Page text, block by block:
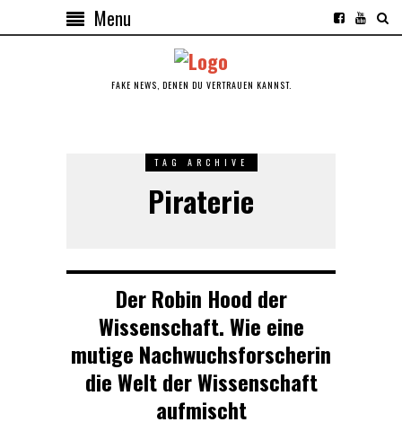
Menu
FAKE NEWS, DENEN DU VERTRAUEN KANNST.
TAG ARCHIVE
Piraterie
Der Robin Hood der
Wissenschaft. Wie eine
mutige Nachwuchsforscherin
die Welt der Wissenschaft
aufmischt